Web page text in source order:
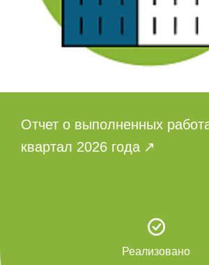
Отчет о выполненных
квартал 2026 года
Реализовано